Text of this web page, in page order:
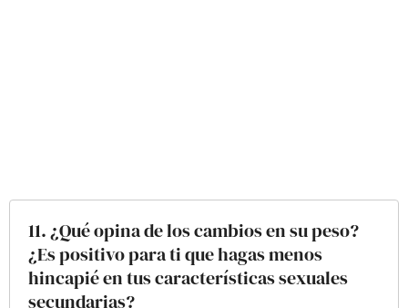
11. ¿Qué opina de los cambios en su peso?
¿Es positivo para ti que hagas menos
hincapié en tus características sexuales
secundarias?